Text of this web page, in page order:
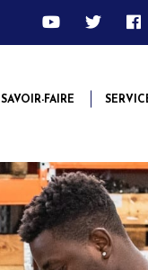
SAVOIR-FAIRE